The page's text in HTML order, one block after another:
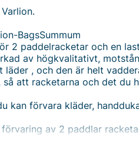
BagsSummum
2 paddelracketar och en
av högkvalitativt,
, och den är helt
att racketarna och det du
kan förvara kläder,
av 2 paddlar
för att förvara
glasögon, nycklar etc.